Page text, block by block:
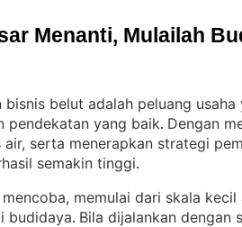
Menanti, Mulailah
bisnis belut adalah peluang usaha
pendekatan yang baik. Dengan
serta menerapkan strategi
semakin tinggi.
memulai dari skala
budidaya. Bila dijalankan dengan